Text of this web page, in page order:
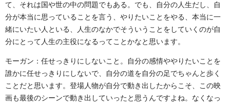
て、それは国や世の中の問題でもある。でも、自分の人生だし、自
分が本当に思っていることを言う、やりたいことをやる、本当に一
緒にいたい人といる、人生のなかでそういうことをしていくのが自
分にとって人生の主役になるってことかなと思います。
モーガン：任せっきりにしないこと。自分の感情ややりたいことを
誰かに任せっきりにしないで、自分の道を自分の足でちゃんと歩く
ことだと思います。登場人物が自分で動き出したからこそ、この映
画も最後のシーンで動き出していったと思うんですよね。なくなっ